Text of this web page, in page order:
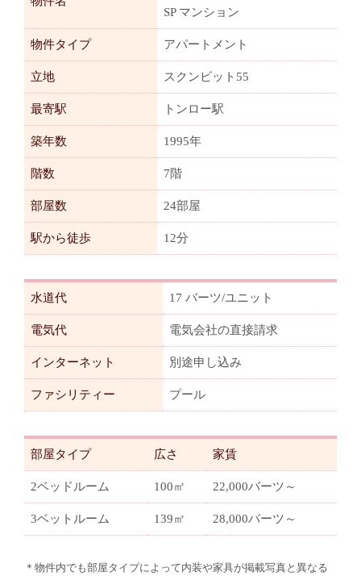
SP マンション
物件タイプ アパートメント
立地 スクンビット55
最寄駅 トンロー駅
築年数 1995年
階数 7階
部屋数 24部屋
駅から徒歩 12分
水道代 17 バーツ/ユニット
電気代 電気会社の直接請求
インターネット 別途申し込み
ファシリティー プール
部屋タイプ 広さ 家賃
2ベッドルーム 100㎡ 22,000バーツ～
3ベットルーム 139㎡ 28,000バーツ～
＊物件内でも部屋タイプによって内装や家具が掲載写真と異なる